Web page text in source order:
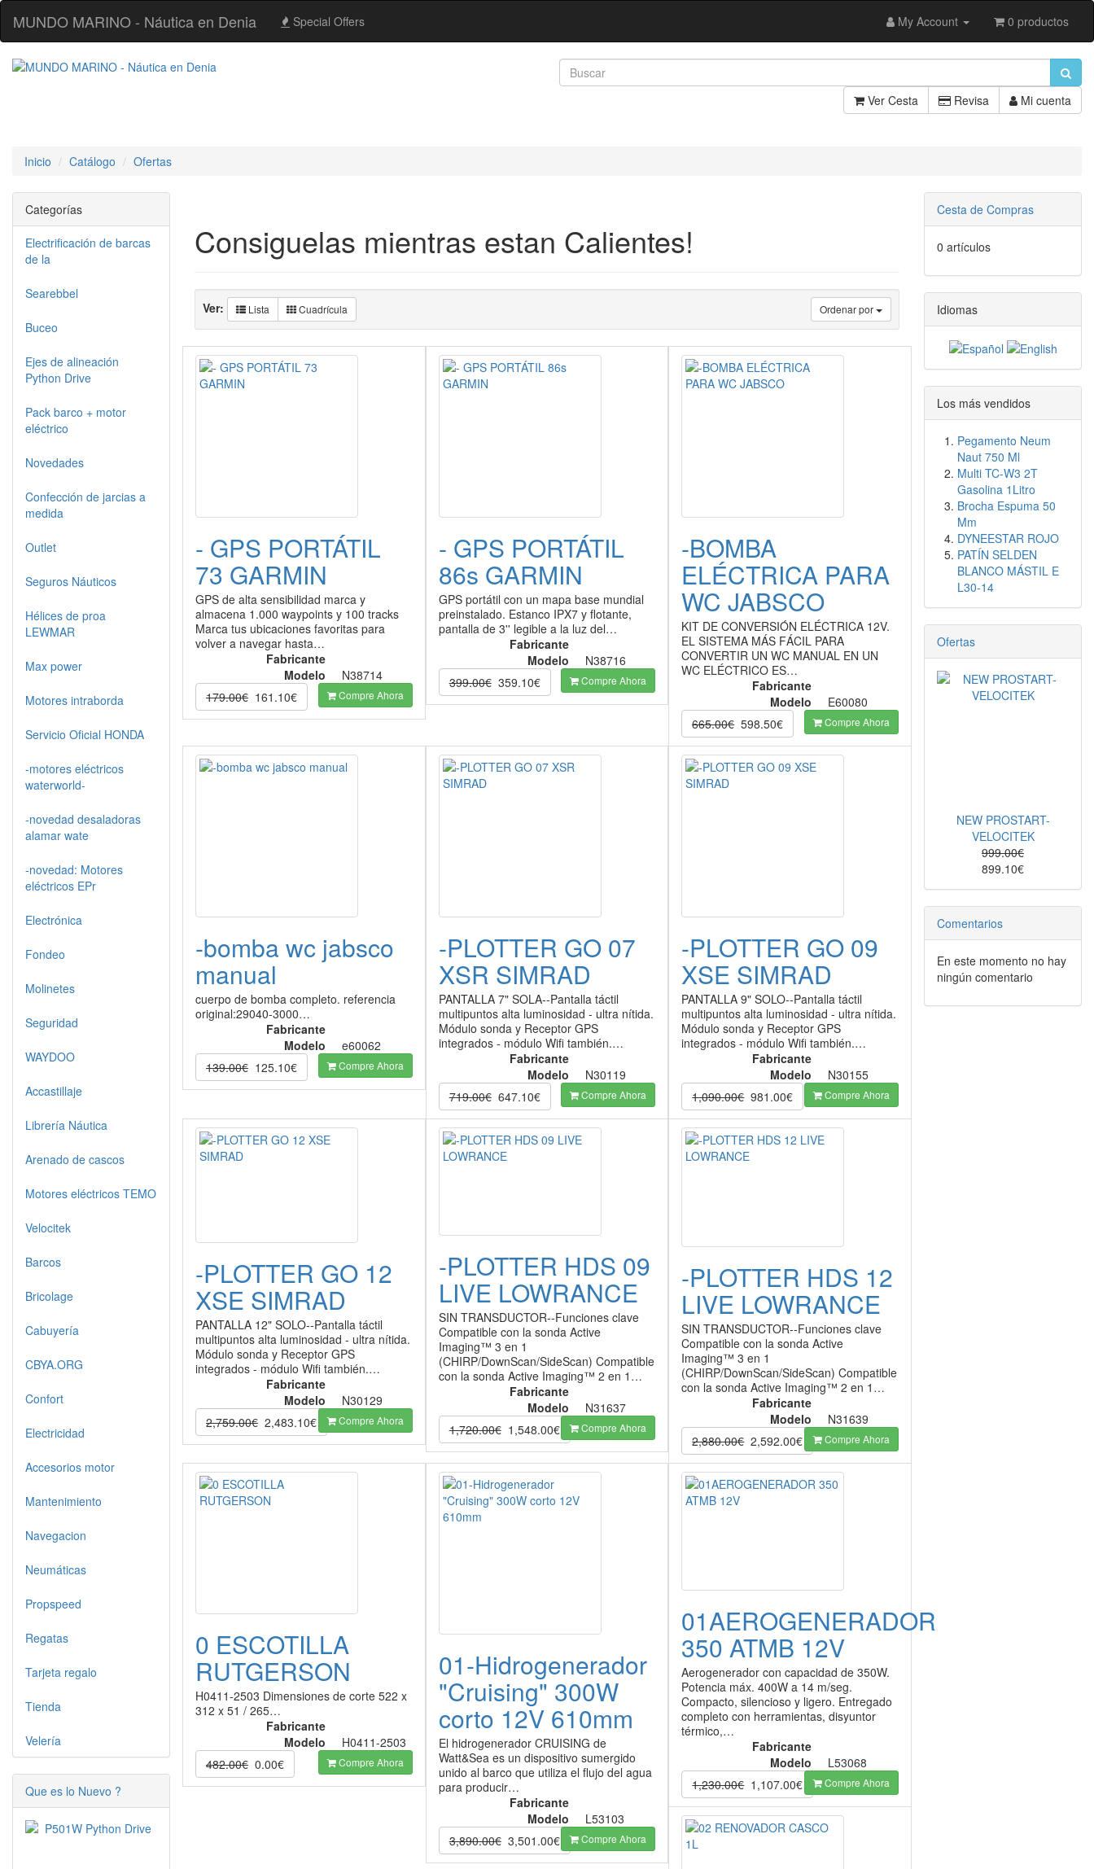
MUNDO MARINO - Náutica en Denia Special Offers My Account 0 productos
Ver Cesta Revisa Mi cuenta
Inicio Catálogo Ofertas
Consiguelas mientras estan Calientes!
Ordenar por
Ver: Lista Cuadrícula
- GPS PORTÁTIL
73 GARMIN
GPS de alta sensibilidad marca y
almacena 1.000 waypoints y 100 tracks
Marca tus ubicaciones favoritas para
volver a navegar hasta…
Fabricante
Modelo
N38714
179.00€ 161.10€ Compre Ahora
- GPS PORTÁTIL
86s GARMIN
GPS portátil con un mapa base mundial
preinstalado. Estanco IPX7 y flotante,
pantalla de 3'' legible a la luz del…
Fabricante
Modelo
N38716
399.00€ 359.10€ Compre Ahora
-BOMBA
ELÉCTRICA PARA
WC JABSCO
KIT DE CONVERSIÓN ELÉCTRICA 12V.
EL SISTEMA MÁS FÁCIL PARA
CONVERTIR UN WC MANUAL EN UN
WC ELÉCTRICO ES…
Fabricante
Modelo
E60080
665.00€ 598.50€ Compre Ahora
-bomba wc jabsco
manual
cuerpo de bomba completo. referencia
original:29040-3000…
Fabricante
Modelo
e60062
139.00€ 125.10€ Compre Ahora
-PLOTTER GO 07
XSR SIMRAD
PANTALLA 7" SOLA--Pantalla táctil
multipuntos alta luminosidad - ultra nítida.
Módulo sonda y Receptor GPS
integrados - módulo Wifi también.…
Fabricante
Modelo
N30119
719.00€ 647.10€ Compre Ahora
-PLOTTER GO 09
XSE SIMRAD
PANTALLA 9" SOLO--Pantalla táctil
multipuntos alta luminosidad - ultra nítida.
Módulo sonda y Receptor GPS
integrados - módulo Wifi también.…
Fabricante
Modelo
N30155
1,090.00€ 981.00€ Compre Ahora
-PLOTTER GO 12
XSE SIMRAD
PANTALLA 12" SOLO--Pantalla táctil
multipuntos alta luminosidad - ultra nítida.
Módulo sonda y Receptor GPS
integrados - módulo Wifi también.…
Fabricante
Modelo
N30129
2,759.00€ 2,483.10€ Compre Ahora
-PLOTTER HDS 09
LIVE LOWRANCE
SIN TRANSDUCTOR--Funciones clave
Compatible con la sonda Active
Imaging™ 3 en 1
(CHIRP/DownScan/SideScan) Compatible
con la sonda Active Imaging™ 2 en 1…
Fabricante
Modelo
N31637
1,720.00€ 1,548.00€ Compre Ahora
-PLOTTER HDS 12
LIVE LOWRANCE
SIN TRANSDUCTOR--Funciones clave
Compatible con la sonda Active
Imaging™ 3 en 1
(CHIRP/DownScan/SideScan) Compatible
con la sonda Active Imaging™ 2 en 1…
Fabricante
Modelo
N31639
2,880.00€ 2,592.00€ Compre Ahora
0 ESCOTILLA
RUTGERSON
H0411-2503 Dimensiones de corte 522 x
312 x 51 / 265…
Fabricante
Modelo
H0411-2503
482.00€ 0.00€ Compre Ahora
01-Hidrogenerador
"Cruising" 300W
corto 12V 610mm
El hidrogenerador CRUISING de
Watt&Sea es un dispositivo sumergido
unido al barco que utiliza el flujo del agua
para producir…
Fabricante
Modelo
L53103
3,890.00€ 3,501.00€ Compre Ahora
01AEROGENERADOR
350 ATMB 12V
Aerogenerador con capacidad de 350W.
Potencia máx. 400W a 14 m/seg.
Compacto, silencioso y ligero. Entregado
completo con herramientas, disyuntor
térmico,…
Fabricante
Modelo
L53068
1,230.00€ 1,107.00€ Compre Ahora
Categorías
Electrificación de barcas
de la
Searebbel
Buceo
Ejes de alineación
Python Drive
Pack barco + motor
eléctrico
Novedades
Confección de jarcias a
medida
Outlet
Seguros Náuticos
Hélices de proa
LEWMAR
Max power
Motores intraborda
Servicio Oficial HONDA
-motores eléctricos
waterworld-
-novedad desaladoras
alamar wate
-novedad: Motores
eléctricos EPr
Electrónica
Fondeo
Molinetes
Seguridad
WAYDOO
Accastillaje
Librería Náutica
Arenado de cascos
Motores eléctricos TEMO
Velocitek
Barcos
Bricolage
Cabuyería
CBYA.ORG
Confort
Electricidad
Accesorios motor
Mantenimiento
Navegacion
Neumáticas
Propspeed
Regatas
Tarjeta regalo
Tienda
Velería
Que es lo Nuevo ?
Cesta de Compras
0 artículos
Idiomas
Los más vendidos
Pegamento Neum
Naut 750 Ml
Multi TC-W3 2T
Gasolina 1Litro
Brocha Espuma 50
Mm
DYNEESTAR ROJO
PATÍN SELDEN
BLANCO MÁSTIL E
L30-14
Ofertas
NEW PROSTART-
VELOCITEK
999.00€
899.10€
Comentarios
En este momento no hay
ningún comentario